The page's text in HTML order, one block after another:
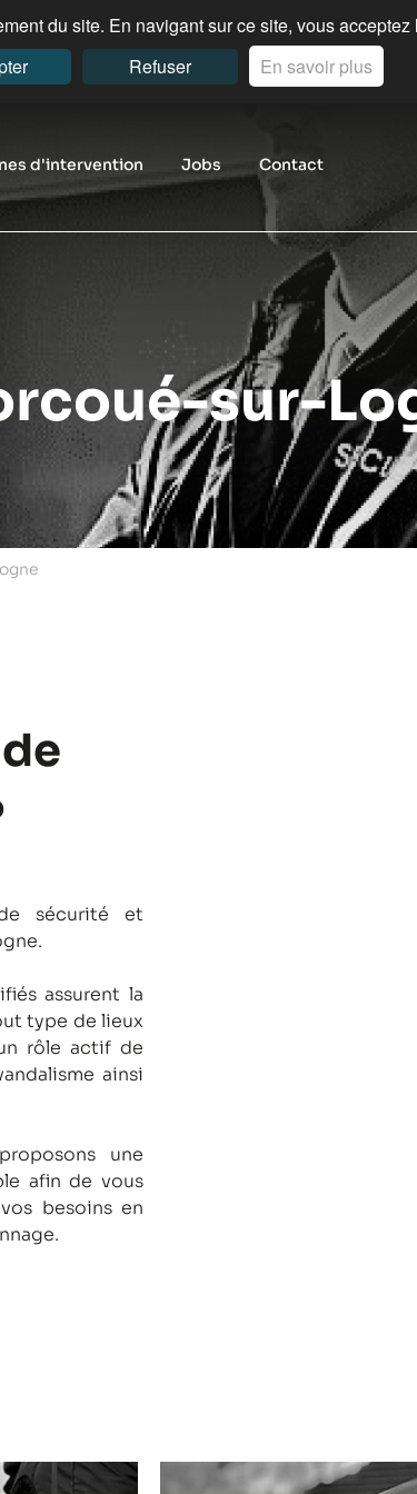
du site. En navigant sur ce site, vous
Refuser En savoir plus
d'intervention Jobs Contact
sur-
sécurité et
assurent la
type de lieux
rôle actif de
ainsi
une
afin de vous
besoins en